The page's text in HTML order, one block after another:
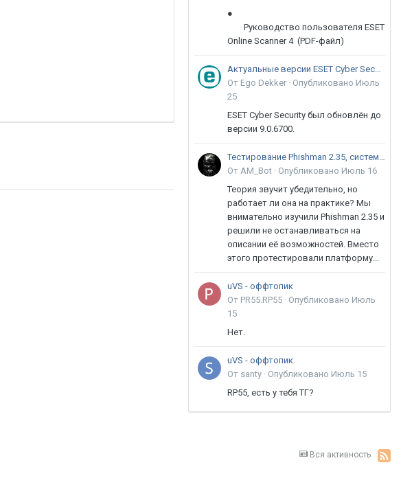
●
Руководство пользователя ESET
Online Scanner 4 (PDF-файл)
Актуальные версии ESET Cyber Security 9
От Ego Dekker · Опубликовано Июль
25
ESET Cyber Security был обновлён до
версии 9.0.6700.
Тестирование Phishman 2.35, системы повышения осведомлённости пользователей в сфере ИБ
От AM_Bot · Опубликовано Июль 16
Теория звучит убедительно, но
работает ли она на практике? Мы
внимательно изучили Phishman 2.35 и
решили не останавливаться на
описании её возможностей. Вместо
этого протестировали платформу...
uVS - оффтопик
От PR55.RP55 · Опубликовано Июль
15
Нет.
uVS - оффтопик
От santy · Опубликовано Июль 15
RP55, есть у тебя ТГ?
Вся активность